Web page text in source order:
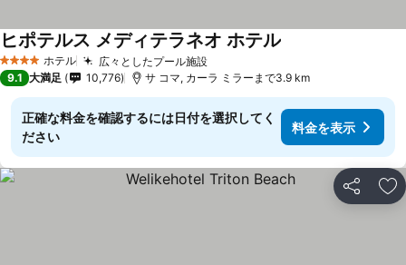
4 ホテルのランク
ホテル 広々としたプール施設
ヒポテルス メディテラネオ ホテル
9.1 大満足 10,776 サ コマ, カーラ ミラーまで3.9 km
正確な料金を確認するには日付を選択してく
ださい
料金を表示
シェア お